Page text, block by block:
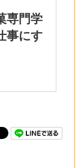
専門学
事にす